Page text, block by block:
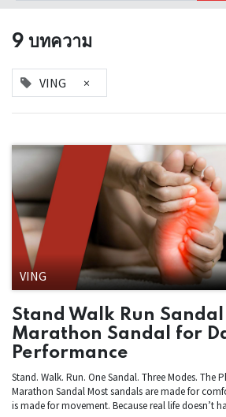
9 บทความ
VING ×
VING
Stand Walk Run Sandal
Marathon Sandal for
Performance
Stand. Walk. Run. One Sandal. Three Modes. The
Marathon Sandal Most sandals are made for
is made for movement. Because real life doesn’t